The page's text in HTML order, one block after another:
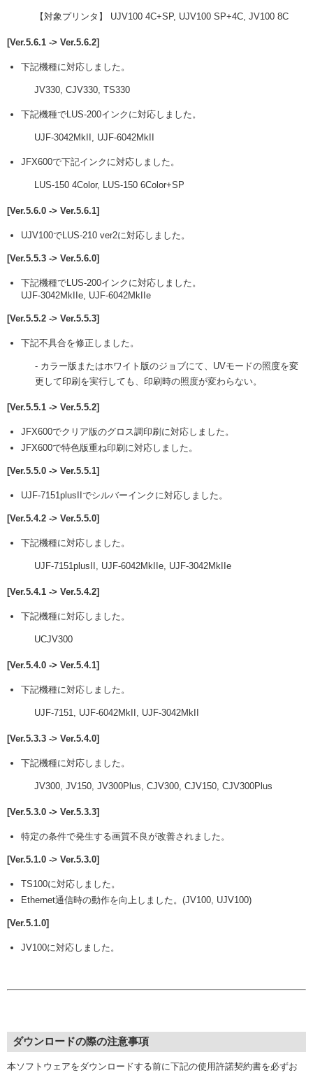
【対象プリンタ】 UJV100 4C+SP, UJV100 SP+4C, JV100 8C
[Ver.5.6.1 -> Ver.5.6.2]
下記機種に対応しました。
JV330, CJV330, TS330
下記機種でLUS-200インクに対応しました。
UJF-3042MkII, UJF-6042MkII
JFX600で下記インクに対応しました。
LUS-150 4Color, LUS-150 6Color+SP
[Ver.5.6.0 -> Ver.5.6.1]
UJV100でLUS-210 ver2に対応しました。
[Ver.5.5.3 -> Ver.5.6.0]
下記機種でLUS-200インクに対応しました。
UJF-3042MkIIe, UJF-6042MkIIe
[Ver.5.5.2 -> Ver.5.5.3]
下記不具合を修正しました。
- カラー版またはホワイト版のジョブにて、UVモードの照度を変
更して印刷を実行しても、印刷時の照度が変わらない。
[Ver.5.5.1 -> Ver.5.5.2]
JFX600でクリア版のグロス調印刷に対応しました。
JFX600で特色版重ね印刷に対応しました。
[Ver.5.5.0 -> Ver.5.5.1]
UJF-7151plusIIでシルバーインクに対応しました。
[Ver.5.4.2 -> Ver.5.5.0]
下記機種に対応しました。
UJF-7151plusII, UJF-6042MkIIe, UJF-3042MkIIe
[Ver.5.4.1 -> Ver.5.4.2]
下記機種に対応しました。
UCJV300
[Ver.5.4.0 -> Ver.5.4.1]
下記機種に対応しました。
UJF-7151, UJF-6042MkII, UJF-3042MkII
[Ver.5.3.3 -> Ver.5.4.0]
下記機種に対応しました。
JV300, JV150, JV300Plus, CJV300, CJV150, CJV300Plus
[Ver.5.3.0 -> Ver.5.3.3]
特定の条件で発生する画質不良が改善されました。
[Ver.5.1.0 -> Ver.5.3.0]
TS100に対応しました。
Ethernet通信時の動作を向上しました。(JV100, UJV100)
[Ver.5.1.0]
JV100に対応しました。
ダウンロードの際の注意事項
本ソフトウェアをダウンロードする前に下記の使用許諾契約書を必ずお